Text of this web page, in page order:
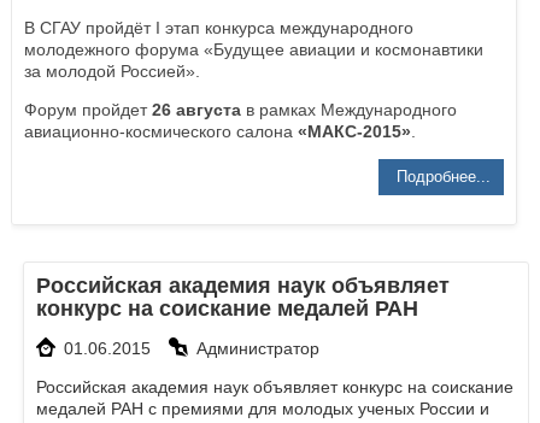
В СГАУ пройдёт I этап конкурса международного
молодежного форума «Будущее авиации и космонавтики
за молодой Россией».
Форум пройдет26 августав рамках Международного
авиационно-космического салона «МАКС-2015»
Подробнее...
Российская академия наук объявляет
конкурс на соискание медалей РАН
01.06.2015
Администратор
Российская академия наук объявляет конкурс на соискание
медалей РАН с премиями для молодых ученых России и